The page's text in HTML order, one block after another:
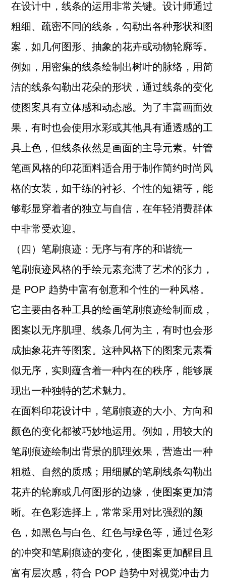
在设计中，线条的运用非常关键。设计师通过
粗细、疏密不同的线条，勾勒出各种形状和图
案，如几何图形、抽象的花卉或动物轮廓等。
例如，用密集的线条绘制出树叶的脉络，用简
洁的线条勾勒出花朵的形状，通过线条的变化
使图案具有立体感和动态感。为了丰富画面效
果，有时也会使用水彩或其他具有通透感的工
具上色，但线条依然是画面的主导元素。针管
笔画风格的印花面料适合用于制作简约时尚风
格的女装，如干练的衬衫、个性的短裙等，能
够彰显穿着者的独立与自信，在年轻消费群体
中非常受欢迎。
（四）笔刷痕迹：无序与有序的和谐统一
笔刷痕迹风格的手绘元素充满了艺术的张力，
是 POP 趋势中富有创意和个性的一种风格。
它主要由各种工具的绘画笔刷痕迹绘制而成，
图案以无序肌理、线条几何为主，有时也会形
成抽象花卉等图案。这种风格下的图案元素看
似无序，实则蕴含着一种内在的秩序，能够展
现出一种独特的艺术魅力。
在面料印花设计中，笔刷痕迹的大小、方向和
颜色的变化都被巧妙地运用。例如，用较大的
笔刷痕迹绘制出背景的肌理效果，营造出一种
粗糙、自然的质感；用细腻的笔刷线条勾勒出
花卉的轮廓或几何图形的边缘，使图案更加清
晰。在色彩选择上，常常采用对比强烈的颜
色，如黑色与白色、红色与绿色等，通过色彩
的冲突和笔刷痕迹的变化，使图案更加醒目且
富有层次感，符合 POP 趋势中对视觉冲击力